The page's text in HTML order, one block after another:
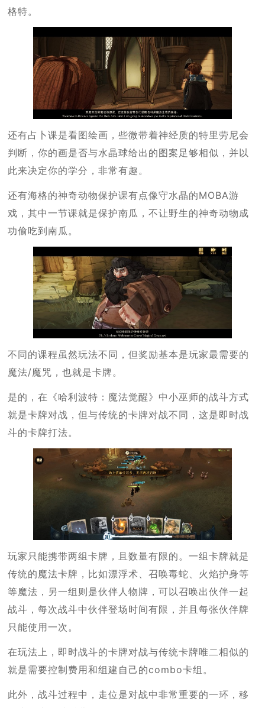
格特。
还有占卜课是看图绘画，些微带着神经质的特里劳尼会
判断，你的画是否与水晶球给出的图案足够相似，并以
此来决定你的学分，非常有趣。
还有海格的神奇动物保护课有点像守水晶的MOBA游
戏，其中一节课就是保护南瓜，不让野生的神奇动物成
功偷吃到南瓜。
不同的课程虽然玩法不同，但奖励基本是玩家最需要的
魔法/魔咒，也就是卡牌。
是的，在《哈利波特：魔法觉醒》中小巫师的战斗方式
就是卡牌对战，但与传统的卡牌对战不同，这是即时战
斗的卡牌打法。
玩家只能携带两组卡牌，且数量有限的。一组卡牌就是
传统的魔法卡牌，比如漂浮术、召唤毒蛇、火焰护身等
等魔法，另一组则是伙伴人物牌，可以召唤出伙伴一起
战斗，每次战斗中伙伴登场时间有限，并且每张伙伴牌
只能使用一次。
在玩法上，即时战斗的卡牌对战与传统卡牌唯二相似的
就是需要控制费用和组建自己的combo卡组。
此外，战斗过程中，走位是对战中非常重要的一环，移